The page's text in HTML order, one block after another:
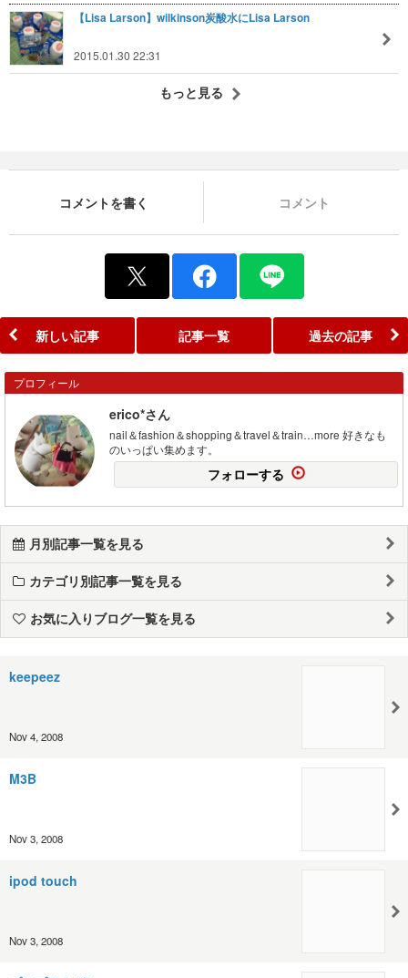
【Lisa Larson】wilkinson炭酸水にLisa Larson
2015.01.30 22:31
もっと見る
コメントを書く コメント
新しい記事 記事一覧 過去の記事
プロフィール
erico*さん
nail＆fashion＆shopping＆travel＆train…more 好きなも
のいっぱい集めます。
フォローする
月別記事一覧を見る
カテゴリ別記事一覧を見る
お気に入りブログ一覧を見る
keepeez
Nov 4, 2008
M3B
Nov 3, 2008
ipod touch
Nov 3, 2008